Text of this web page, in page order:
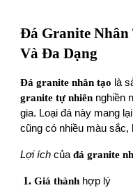
Đá Granite
Và Đa Dạng
Đá granite nhân tạo là
granite tự nhiên nghiền
gia. Loại đá này mang
cũng có nhiều màu sắc,
Lợi ích củađá granite
Giá thành hợp lý